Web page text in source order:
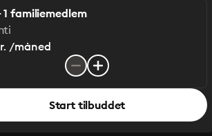
1 familiemedlem
/måned
Start tilbuddet